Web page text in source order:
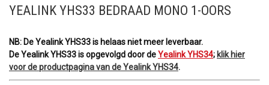
YEALINK YHS33 BEDRAAD MONO 1-OORS
NB: De Yealink YHS33 is helaas niet meer leverbaar.
De Yealink YHS33 is opgevolgd door deYealink YHS34; klik hier
voor de productpagina van de Yealink YHS34.